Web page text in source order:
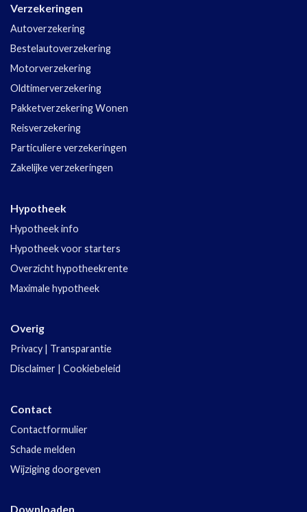
Verzekeringen
Autoverzekering
Bestelautoverzekering
Motorverzekering
Oldtimerverzekering
Pakketverzekering Wonen
Reisverzekering
Particuliere verzekeringen
Zakelijke verzekeringen
Hypotheek
Hypotheek info
Hypotheek voor starters
Overzicht hypotheekrente
Maximale hypotheek
Overig
Privacy | Transparantie
Disclaimer | Cookiebeleid
Contact
Contactformulier
Schade melden
Wijziging doorgeven
Downloaden